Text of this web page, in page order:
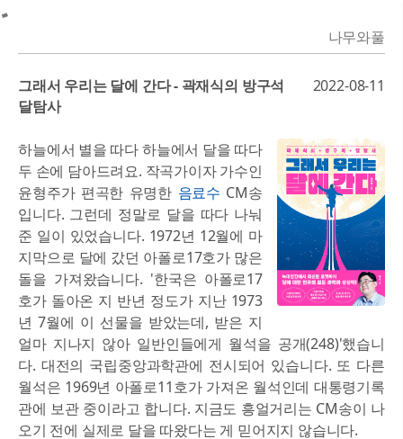
나무와풀
그래서 우리는 달에 간다 - 곽재식의 방구석
달탐사
2022-08-11
하늘에서 별을 따다 하늘에서 달을 따다
두 손에 담아드려요. 작곡가이자 가수인
윤형주가 편곡한 유명한 음료수 CM송
입니다. 그런데 정말로 달을 따다 나눠
준 일이 있었습니다. 1972년 12월에 마
지막으로 달에 갔던 아폴로17호가 많은
돌을 가져왔습니다. '한국은 아폴로17
호가 돌아온 지 반년 정도가 지난 1973
년 7월에 이 선물을 받았는데, 받은 지
얼마 지나지 않아 일반인들에게 월석을 공개(248)'했습니
다. 대전의 국립중앙과학관에 전시되어 있습니다. 또 다른
월석은 1969년 아폴로11호가 가져온 월석인데 대통령기록
관에 보관 중이라고 합니다. 지금도 흥얼거리는 CM송이 나
오기 전에 실제로 달을 따왔다는 게 믿어지지 않습니다.